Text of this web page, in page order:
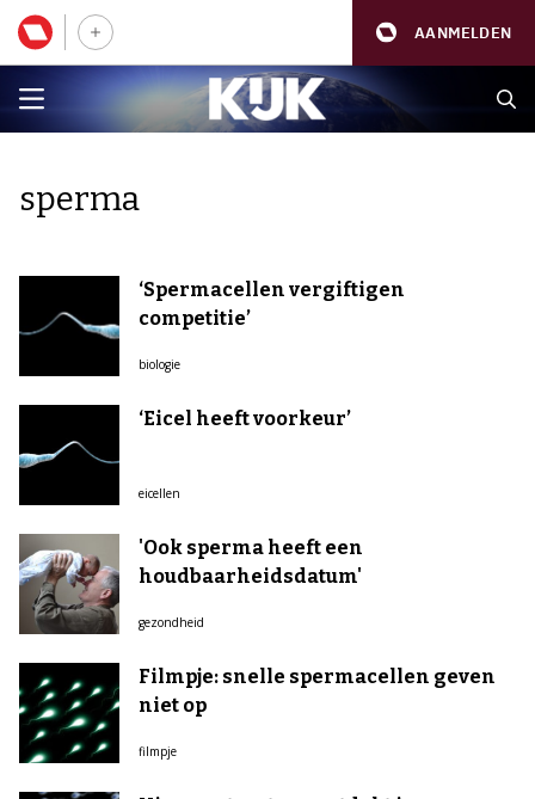
AANMELDEN
sperma
‘Spermacellen vergiftigen
competitie’
biologie
‘Eicel heeft voorkeur’
eicellen
'Ook sperma heeft een
houdbaarheidsdatum'
gezondheid
Filmpje: snelle spermacellen geven
niet op
filmpje